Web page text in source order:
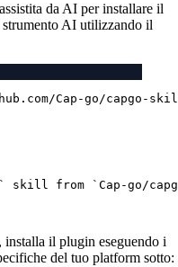
da AI per installare il
AI utilizzando il
Cap-go/capgo-
skill from `Cap-go/
installa il plugin eseguendo i
del tuo platform sotto: